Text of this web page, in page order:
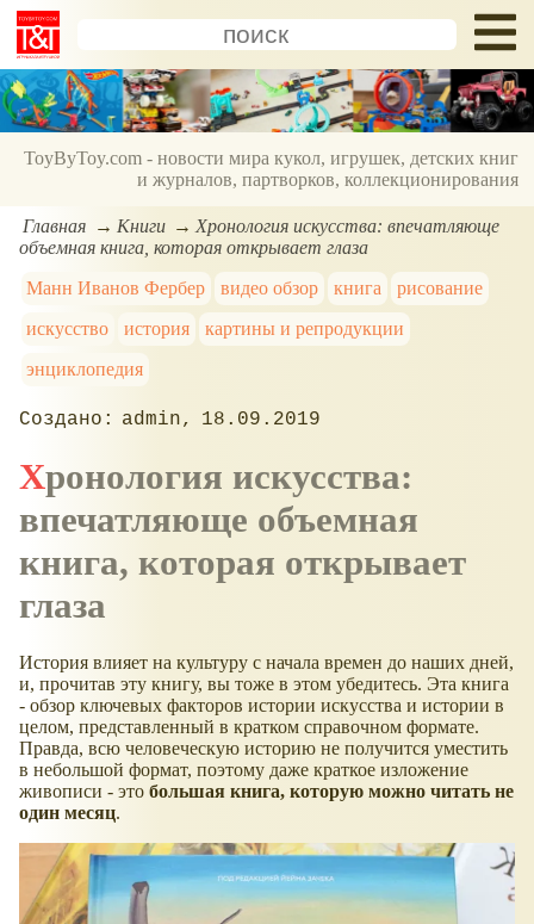
ToyByToy.com - новости мира кукол, игрушек, детских книг
и журналов, партворков, коллекционирования
Главная Книги
Хронология искусства: впечатляюще
объемная книга, которая открывает глаза
Манн Иванов Фербер
видео обзор книга
рисование
искусство
история
картины и репродукции
энциклопедия
admin 18.09.2019
Хронология искусства:
впечатляюще объемная
книга, которая открывает
глаза
История влияет на культуру с начала времен до наших дней,
и, прочитав эту книгу, вы тоже в этом убедитесь. Эта книга
- обзор ключевых факторов истории искусства и истории в
целом, представленный в кратком справочном формате.
Правда, всю человеческую историю не получится уместить
в небольшой формат, поэтому даже краткое изложение
живописи - это большая книга, которую можно читать не
один месяц.